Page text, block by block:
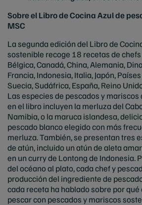
Sobre el Libro de Cocina Azul de
MSC
La segunda edición del Libro de
sostenible recoge 18 recetas de
Bélgica, Canadá, China, Alemania,
Francia, Indonesia, Italia, Japón,
Suecia, Sudáfrica, España, Reino
Las especies de pescados y
en el libro incluyen la merluza del
Namibia, o la maruca islandesa,
pescado blanco elegido con más
merluza. También, se presentan tres
de atún, incluido un atún de aleta
en un curry de Lontong de Indonesia.
del océano al plato, cada chef y
producción del ingrediente de
cada receta ha hablado sobre por
pescar con pescados y mariscos